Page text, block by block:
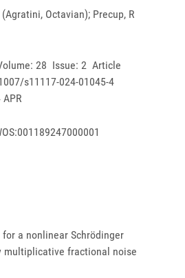
Octavian); Precup, R
28 Issue: 2 Article
s11117-024-01045-4
a nonlinear Schrödinger
multiplicative fractional noise